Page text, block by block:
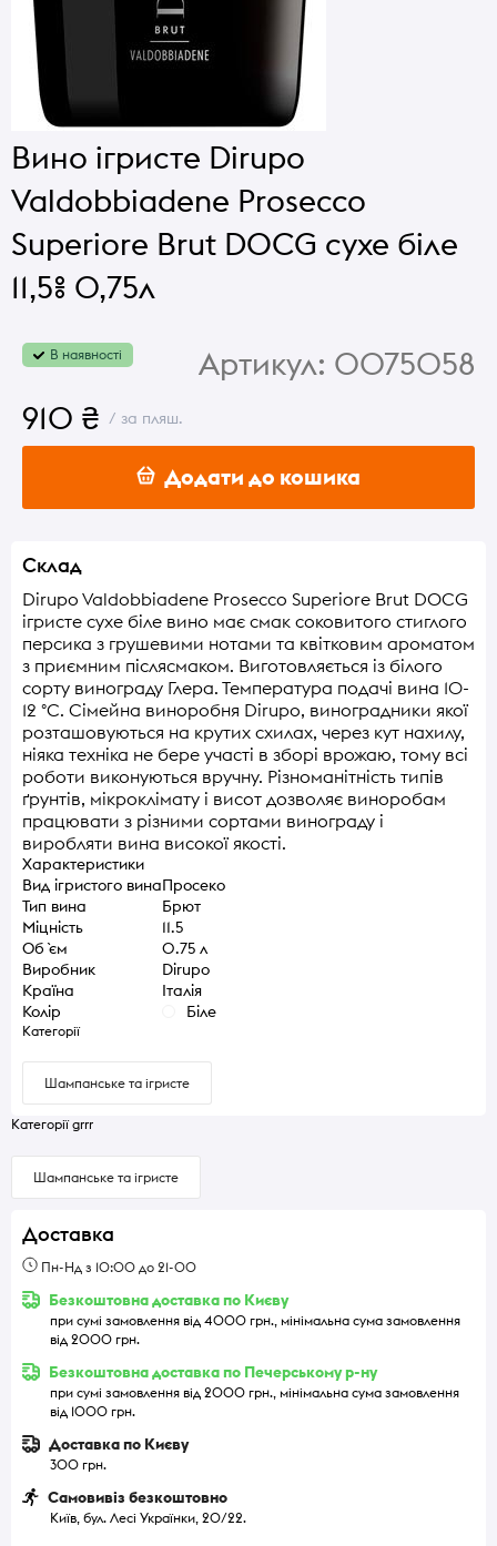
Вино ігристе Dirupo
Valdobbiadene Prosecco
Superiore Brut DOCG сухе біле
11,5% 0,75л
В наявності Артикул: 0075058
910 ₴ / за пляш.
Додати до кошика
Склад
Dirupo Valdobbiadene Prosecco Superiore Brut DOCG
ігристе сухе біле вино має смак соковитого стиглого
персика з грушевими нотами та квітковим ароматом
з приємним післясмаком. Виготовляється із білого
сорту винограду Глера. Температура подачі вина 10-
12 °C. Сімейна виноробня Dirupo, виноградники якої
розташовуються на крутих схилах, через кут нахилу,
ніяка техніка не бере участі в зборі врожаю, тому всі
роботи виконуються вручну. Різноманітність типів
ґрунтів, мікроклімату і висот дозволяє виноробам
працювати з різними сортами винограду і
виробляти вина високої якості.
Характеристики
Вид ігристого винаПросеко
Тип вина
Брют
Міцність
11.5
Об `єм
0.75 л
Виробник
Dirupo
Країна
Італія
Колір
Біле
Категорії
Шампанське та ігристе
Категорії grrr
Шампанське та ігристе
Доставка
Пн-Нд з 10:00 до 21-00
Безкоштовна доставка по Києву
при сумі замовлення від 4000 грн., мінімальна сума замовлення
від 2000 грн.
Безкоштовна доставка по Печерському р-ну
при сумі замовлення від 2000 грн., мінімальна сума замовлення
від 1000 грн.
Доставка по Києву
300 грн.
Самовивіз безкоштовно
Київ, бул. Лесі Українки, 20/22.